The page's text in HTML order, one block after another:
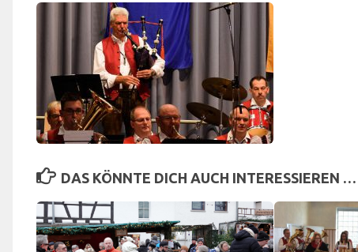
DAS KÖNNTE DICH AUCH INTERESSIEREN …